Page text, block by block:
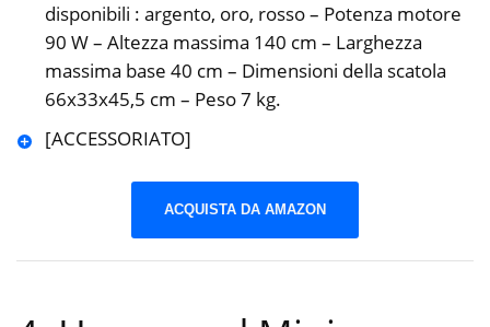
disponibili : argento, oro, rosso – Potenza motore
90 W – Altezza massima 140 cm – Larghezza
massima base 40 cm – Dimensioni della scatola
66x33x45,5 cm – Peso 7 kg.
[ACCESSORIATO]
ACQUISTA DA AMAZON